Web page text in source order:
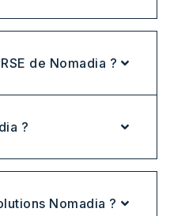
de Nomadia ?
?
Nomadia ?